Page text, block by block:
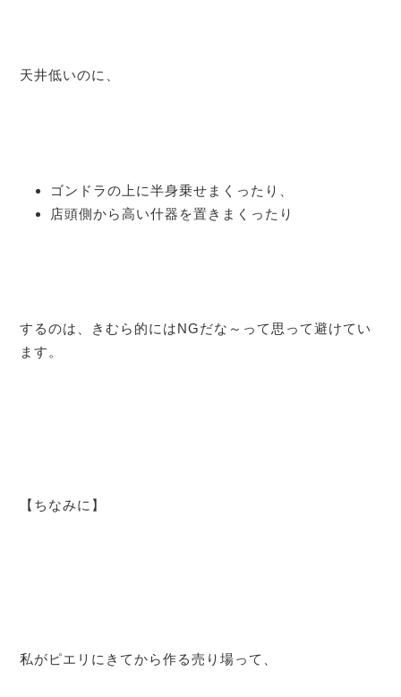
天井低いのに、
ゴンドラの上に半身乗せまくったり、
店頭側から高い什器を置きまくったり
するのは、きむら的にはNGだな～って思って避けてい
ます。
【ちなみに】
私がピエリにきてから作る売り場って、